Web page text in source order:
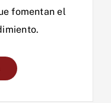
fomentan el